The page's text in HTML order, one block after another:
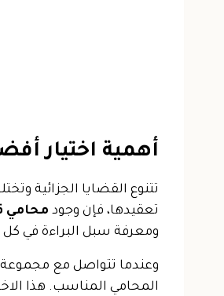
أهمية اختيار
تتنوع القضايا الجزائية
تعقيدها، فإن وجود محامي
ومعرفة سبل البراءة في كل
وعندما تتواصل مع
المحامي المناسب. هذا